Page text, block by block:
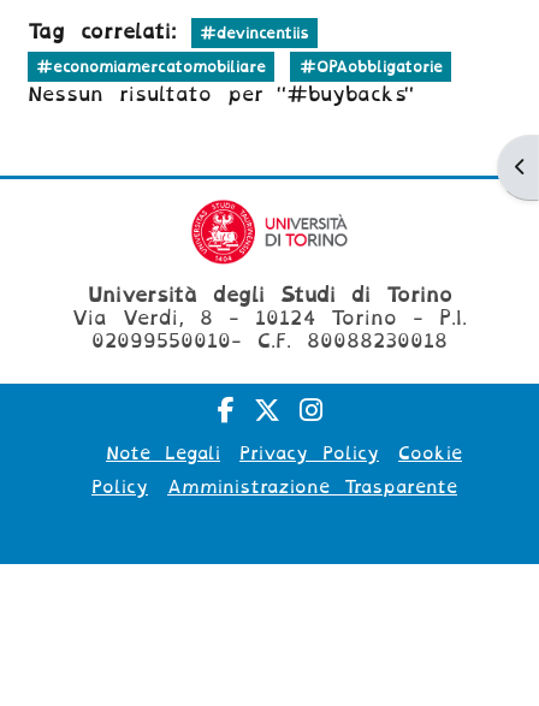
Tag correlati:
#devincentiis
#economiamercatomobiliare
#OPAobbligatorie
Nessun risultato per "#buybacks"
Università degli Studi di Torino
Via Verdi, 8 - 10124 Torino - P.I.
02099550010- C.F. 80088230018
Note Legali Privacy Policy
Cookie
Policy
Amministrazione Trasparente